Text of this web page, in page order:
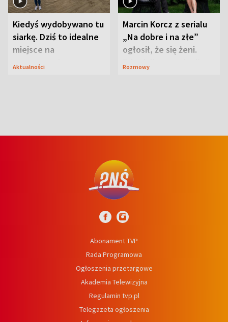
Kiedyś wydobywano tu
siarkę. Dziś to idealne
miejsce na
wypoczynek
Aktualności
Marcin Korcz z serialu
„Na dobre i na złe”
ogłosił, że się żeni.
Zdradził, co zmienił
Rozmowy
Abonament TVP
Rada Programowa
Ogłoszenia przetargowe
Akademia Telewizyjna
Regulamin tvp.pl
Telegazeta ogłoszenia